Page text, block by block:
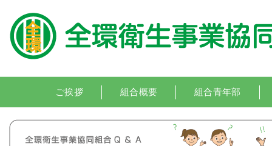
ご挨拶 組合概要 組合青年部